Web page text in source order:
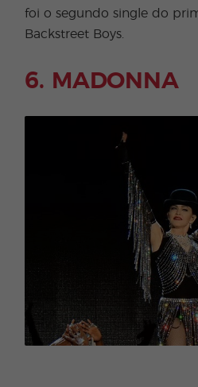
foi o segundo single do
Backstreet Boys.
6. MADONNA